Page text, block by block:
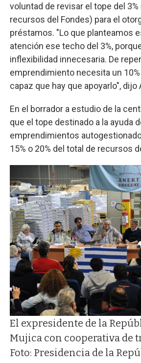
voluntad de revisar el tope del
recursos del Fondes) para el
préstamos. "Lo que planteamos
atención ese techo del 3%,
inflexibilidad innecesaria. De
emprendimiento necesita un 10%
capaz que hay que apoyarlo", dijo
En el borrador a estudio de la
que el tope destinado a la ayuda
emprendimientos
15% o 20% del total de recursos
El expresidente de la
Mujica con cooperativa de
Foto: Presidencia de la